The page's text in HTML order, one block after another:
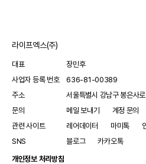
라이프엑스(주)
대표
장민후
사업자 등록 번호
636-81-00389
주소
서울특별시 강남구 봉은사
문의
메일 보내기
계정 문의
관련 사이트
레어데이터 마미톡
SNS
블로그
카카오톡
개인정보 처리방침